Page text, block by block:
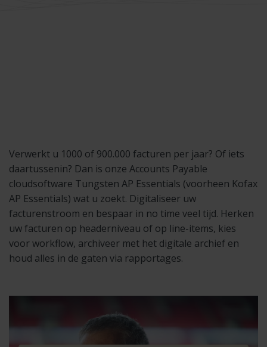
Verwerkt u 1000 of 900.000 facturen per jaar? Of iets
daartussenin? Dan is onze Accounts Payable
cloudsoftware Tungsten AP Essentials (voorheen Kofax
AP Essentials) wat u zoekt. Digitaliseer uw
facturenstroom en bespaar in no time veel tijd. Herken
uw facturen op headerniveau of op line-items, kies
voor workflow, archiveer met het digitale archief en
houd alles in de gaten via rapportages.